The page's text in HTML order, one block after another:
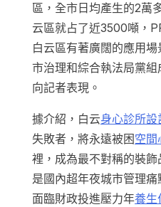
區，全市日均產生的2萬
云區就占了近3500噸，
白云區有著廣闊的應用
市治理和綜合執法局黨
向記者表現。
據介紹，白云身心診所設
失敗者，將永遠被困空間
裡，成為最不對稱的裝飾
是國內超年夜城市管理
面臨財政投進壓力年養生